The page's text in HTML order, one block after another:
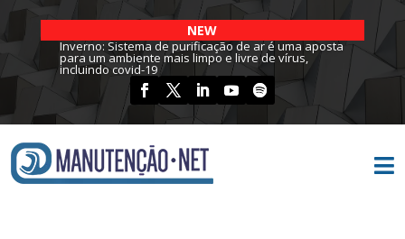
NEW
Inverno: Sistema de purificação de ar é uma aposta
para um ambiente mais limpo e livre de vírus,
incluindo covid-19
